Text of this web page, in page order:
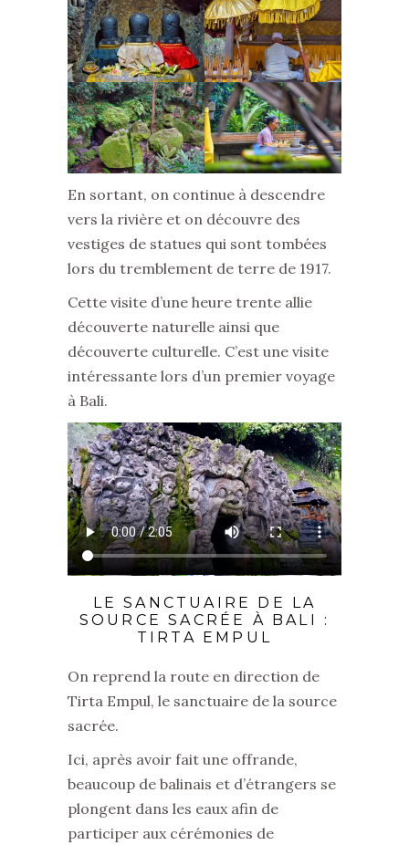
En sortant, on continue à descendre
vers la rivière et on découvre des
vestiges de statues qui sont tombées
lors du tremblement de terre de 1917.
Cette visite d’une heure trente allie
découverte naturelle ainsi que
découverte culturelle. C’est une visite
intéressante lors d’un premier voyage
à Bali.
LE SANCTUAIRE DE LA
SOURCE SACRÉE À BALI :
TIRTA EMPUL
On reprend la route en direction de
Tirta Empul, le sanctuaire de la source
sacrée.
Ici, après avoir fait une offrande,
beaucoup de balinais et d’étrangers se
plongent dans les eaux afin de
participer aux cérémonies de